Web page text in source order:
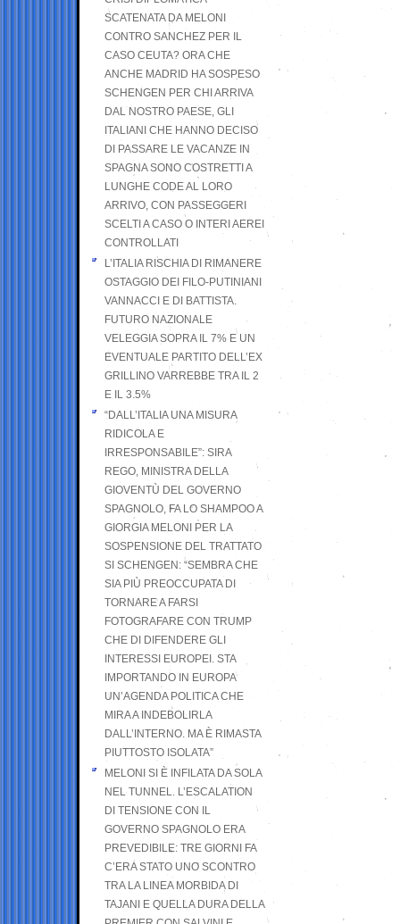
SCATENATA DA MELONI
CONTRO SANCHEZ PER IL
CASO CEUTA? ORA CHE
ANCHE MADRID HA SOSPESO
SCHENGEN PER CHI ARRIVA
DAL NOSTRO PAESE, GLI
ITALIANI CHE HANNO DECISO
DI PASSARE LE VACANZE IN
SPAGNA SONO COSTRETTI A
LUNGHE CODE AL LORO
ARRIVO, CON PASSEGGERI
SCELTI A CASO O INTERI AEREI
CONTROLLATI
L’ITALIA RISCHIA DI RIMANERE
OSTAGGIO DEI FILO-PUTINIANI
VANNACCI E DI BATTISTA.
FUTURO NAZIONALE
VELEGGIA SOPRA IL 7% E UN
EVENTUALE PARTITO DELL’EX
GRILLINO VARREBBE TRA IL 2
E IL 3.5%
“DALL’ITALIA UNA MISURA
RIDICOLA E
IRRESPONSABILE”: SIRA
REGO, MINISTRA DELLA
GIOVENTÙ DEL GOVERNO
SPAGNOLO, FA LO SHAMPOO A
GIORGIA MELONI PER LA
SOSPENSIONE DEL TRATTATO
SI SCHENGEN: “SEMBRA CHE
SIA PIÙ PREOCCUPATA DI
TORNARE A FARSI
FOTOGRAFARE CON TRUMP
CHE DI DIFENDERE GLI
INTERESSI EUROPEI. STA
IMPORTANDO IN EUROPA
UN’AGENDA POLITICA CHE
MIRA A INDEBOLIRLA
DALL’INTERNO. MA È RIMASTA
PIUTTOSTO ISOLATA”
MELONI SI È INFILATA DA SOLA
NEL TUNNEL. L’ESCALATION
DI TENSIONE CON IL
GOVERNO SPAGNOLO ERA
PREVEDIBILE: TRE GIORNI FA
C’ERA STATO UNO SCONTRO
TRA LA LINEA MORBIDA DI
TAJANI E QUELLA DURA DELLA